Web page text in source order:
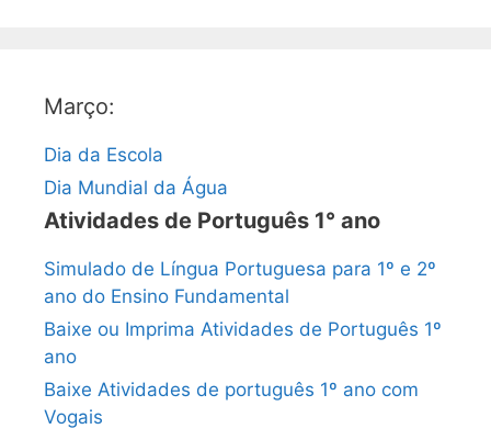
Março:
Dia da Escola
Dia Mundial da Água
Atividades de Português 1° ano
Simulado de Língua Portuguesa para 1º e 2º
ano do Ensino Fundamental
Baixe ou Imprima Atividades de Português 1º
ano
Baixe Atividades de português 1º ano com
Vogais